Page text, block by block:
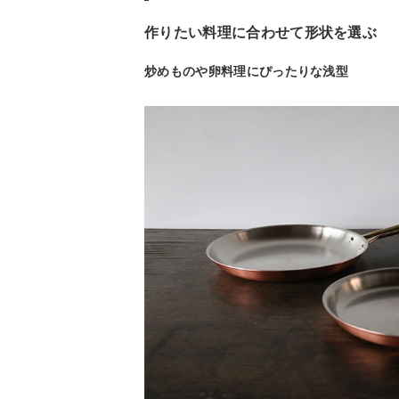
作りたい料理に合わせて形状を選ぶ
炒めものや卵料理にぴったりな浅型